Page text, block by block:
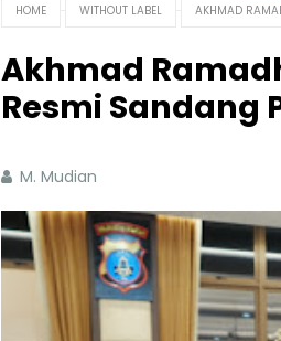
HOME WITHOUT LABEL AKHMAD
Akhmad
Resmi Sandang
M. Mudian